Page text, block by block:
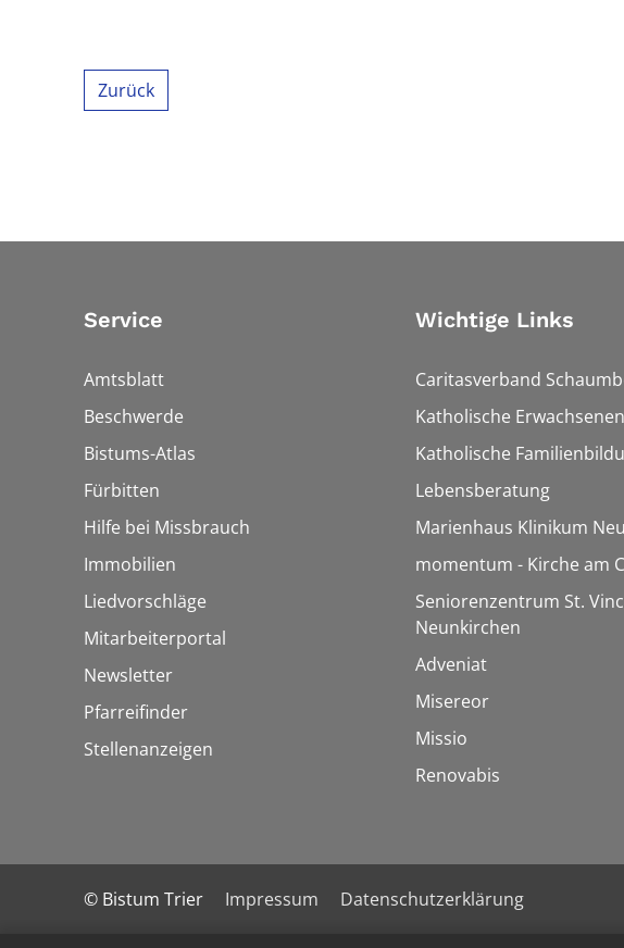
Zurück
Service
Amtsblatt
Beschwerde
Bistums-Atlas
Fürbitten
Hilfe bei Missbrauch
Immobilien
Liedvorschläge
Mitarbeiterportal
Newsletter
Pfarreifinder
Stellenanzeigen
Wichtige Links
Caritasverband
Katholische
Katholische
Lebensberatung
Marienhaus Klinikum
momentum - Kirche am
Seniorenzentrum St.
Neunkirchen
Adveniat
Misereor
Missio
Renovabis
© Bistum Trier Impressum Datenschutzerklärung